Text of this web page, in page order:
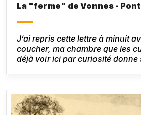
La "ferme" de Vonnes -
J’ai repris cette lettre à minuit
coucher, ma chambre que les
déjà voir ici par curiosité donne
Clochegourde. Le silence est
Honoré de Balzac,Lettre à
25 août 1837.